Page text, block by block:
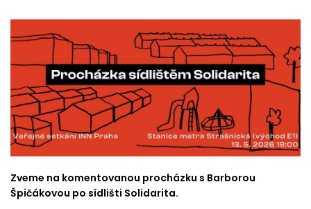
Zveme na komentovanou procházku s Barborou
Špičákovou po sídlišti Solidarita.